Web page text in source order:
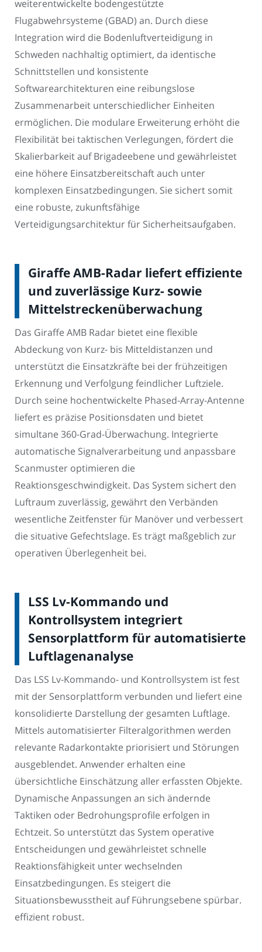
weiterentwickelte bodengestützte
Flugabwehrsysteme (GBAD) an. Durch diese
Integration wird die Bodenluftverteidigung in
Schweden nachhaltig optimiert, da identische
Schnittstellen und konsistente
Softwarearchitekturen eine reibungslose
Zusammenarbeit unterschiedlicher Einheiten
ermöglichen. Die modulare Erweiterung erhöht die
Flexibilität bei taktischen Verlegungen, fördert die
Skalierbarkeit auf Brigadeebene und gewährleistet
eine höhere Einsatzbereitschaft auch unter
komplexen Einsatzbedingungen. Sie sichert somit
eine robuste, zukunftsfähige
Verteidigungsarchitektur für Sicherheitsaufgaben.
Giraffe AMB-Radar liefert effiziente
und zuverlässige Kurz- sowie
Mittelstreckenüberwachung
Das Giraffe AMB Radar bietet eine flexible
Abdeckung von Kurz- bis Mitteldistanzen und
unterstützt die Einsatzkräfte bei der frühzeitigen
Erkennung und Verfolgung feindlicher Luftziele.
Durch seine hochentwickelte Phased-Array-Antenne
liefert es präzise Positionsdaten und bietet
simultane 360-Grad-Überwachung. Integrierte
automatische Signalverarbeitung und anpassbare
Scanmuster optimieren die
Reaktionsgeschwindigkeit. Das System sichert den
Luftraum zuverlässig, gewährt den Verbänden
wesentliche Zeitfenster für Manöver und verbessert
die situative Gefechtslage. Es trägt maßgeblich zur
operativen Überlegenheit bei.
LSS Lv-Kommando und
Kontrollsystem integriert
Sensorplattform für automatisierte
Luftlagenanalyse
Das LSS Lv-Kommando- und Kontrollsystem ist fest
mit der Sensorplattform verbunden und liefert eine
konsolidierte Darstellung der gesamten Luftlage.
Mittels automatisierter Filteralgorithmen werden
relevante Radarkontakte priorisiert und Störungen
ausgeblendet. Anwender erhalten eine
übersichtliche Einschätzung aller erfassten Objekte.
Dynamische Anpassungen an sich ändernde
Taktiken oder Bedrohungsprofile erfolgen in
Echtzeit. So unterstützt das System operative
Entscheidungen und gewährleistet schnelle
Reaktionsfähigkeit unter wechselnden
Einsatzbedingungen. Es steigert die
Situationsbewusstheit auf Führungsebene spürbar.
effizient robust.